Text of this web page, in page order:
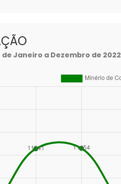
- de Janeiro a Dezembro de 2022